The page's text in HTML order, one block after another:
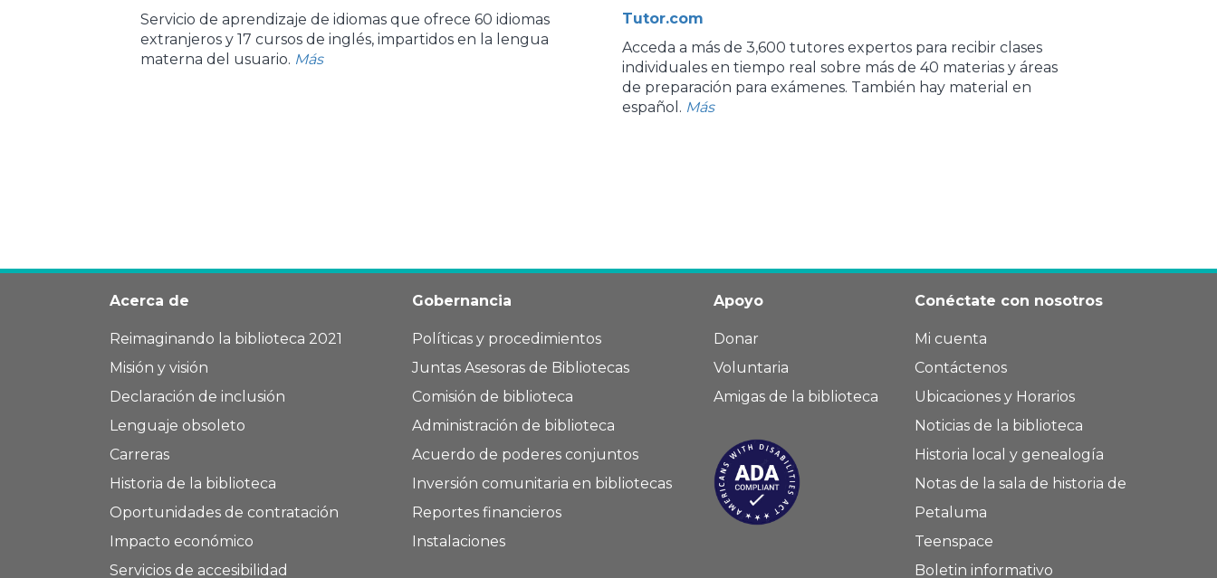
Servicio de aprendizaje de idiomas que ofrece 60 idiomas
extranjeros y 17 cursos de inglés, impartidos en la lengua
materna del usuario. Más
Tutor.com
Acceda a más de 3,600 tutores expertos para recibir clases
individuales en tiempo real sobre más de 40 materias y áreas
de preparación para exámenes. También hay material en
español. Más
Acerca de
Reimaginando la biblioteca 2021
Misión y visión
Declaración de inclusión
Lenguaje obsoleto
Carreras
Historia de la biblioteca
Oportunidades de contratación
Impacto económico
Servicios de accesibilidad
Gobernancia
Políticas y procedimientos
Juntas Asesoras de Bibliotecas
Comisión de biblioteca
Administración de biblioteca
Acuerdo de poderes conjuntos
Inversión comunitaria en bibliotecas
Reportes financieros
Instalaciones
Apoyo
Donar
Voluntaria
Amigas de la biblioteca
Conéctate con nosotros
Mi cuenta
Contáctenos
Ubicaciones y Horarios
Noticias de la biblioteca
Historia local y genealogía
Notas de la sala de historia de
Petaluma
Teenspace
Boletin informativo